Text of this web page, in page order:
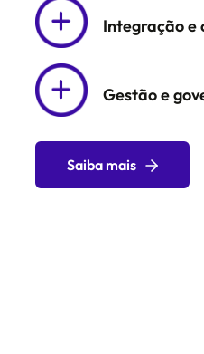
Integração e
Gestão e
Saiba mais